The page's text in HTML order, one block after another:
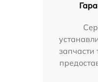
запчасти